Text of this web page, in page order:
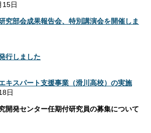
15日
究部会成果報告会、特別講演会を開催しま
行しました
キスパート支援事業（滑川高校）の実施
日
開発センター任期付研究員の募集について